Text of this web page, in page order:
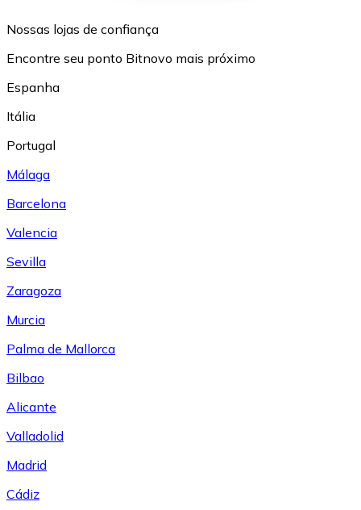
Nossas lojas de confiança
Encontre seu ponto Bitnovo mais próximo
Espanha
Itália
Portugal
Málaga
Barcelona
Valencia
Sevilla
Zaragoza
Murcia
Palma de Mallorca
Bilbao
Alicante
Valladolid
Madrid
Cádiz